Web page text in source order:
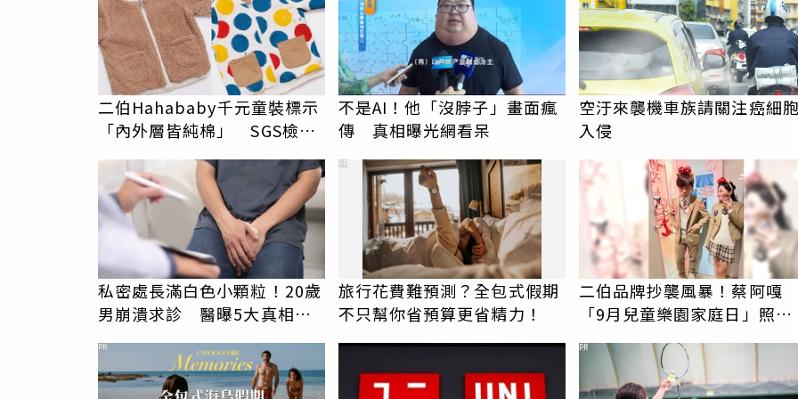
二伯Hahababy千元童裝標示
「內外層皆純棉」 SGS檢測
不是AI！他「沒脖子」畫面瘋
傳 真相曝光網看呆
空汙來襲機車族請關注癌細
入侵
私密處長滿白色小顆粒！20歲
男崩潰求診 醫曝5大真相別
旅行花費難預測？全包式假期
不只幫你省預算更省精力！
PR
二伯品牌抄襲風暴！蔡阿嘎
「9月兒童樂園家庭日」照辦
PR PR